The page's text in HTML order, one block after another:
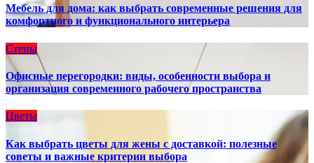
Мебель для дома: как выбрать современные решения для
комфортного и функционального интерьера
Стены
Офисные перегородки: виды, особенности выбора и
организация современного рабочего пространства
Цветы
Как выбрать цветы для жены с доставкой: полезные
советы и важные критерии выбора